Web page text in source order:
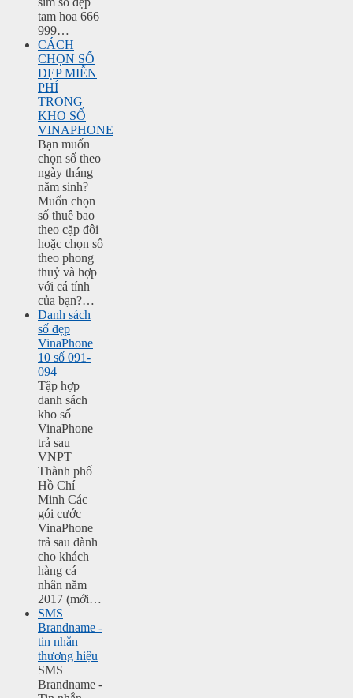
tam hoa 666
999…
CÁCH
CHỌN SỐ
ĐẸP MIỄN
PHÍ
TRONG
KHO SỐ
VINAPHONE
Bạn muốn
chọn số theo
ngày tháng
năm sinh?
Muốn chọn
số thuê bao
theo cặp đôi
hoặc chọn số
theo phong
thuỷ và hợp
với cá tính
của bạn?…
Danh sách
số đẹp
VinaPhone
10 số 091-
094
Tập hợp
danh sách
kho số
VinaPhone
trả sau
VNPT
Thành phố
Hồ Chí
Minh Các
gói cước
VinaPhone
trả sau dành
cho khách
hàng cá
nhân năm
2017 (mới…
SMS
Brandname -
tin nhắn
thương hiệu
SMS
Brandname -